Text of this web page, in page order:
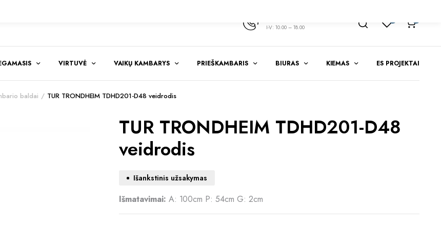
I-V: 10.00 – 18.00
VIRTUVĖ VAIKŲ KAMBARYS PRIEŠKAMBARIS BIURAS KIEMAS ES PROJEKTAI
baldai TUR TRONDHEIM TDHD201-D48 veidrodis
TUR TRONDHEIM TDHD201-D48
veidrodis
Išankstinis užsakymas
Išmatavimai: A: 100cm P: 54cm G: 2cm